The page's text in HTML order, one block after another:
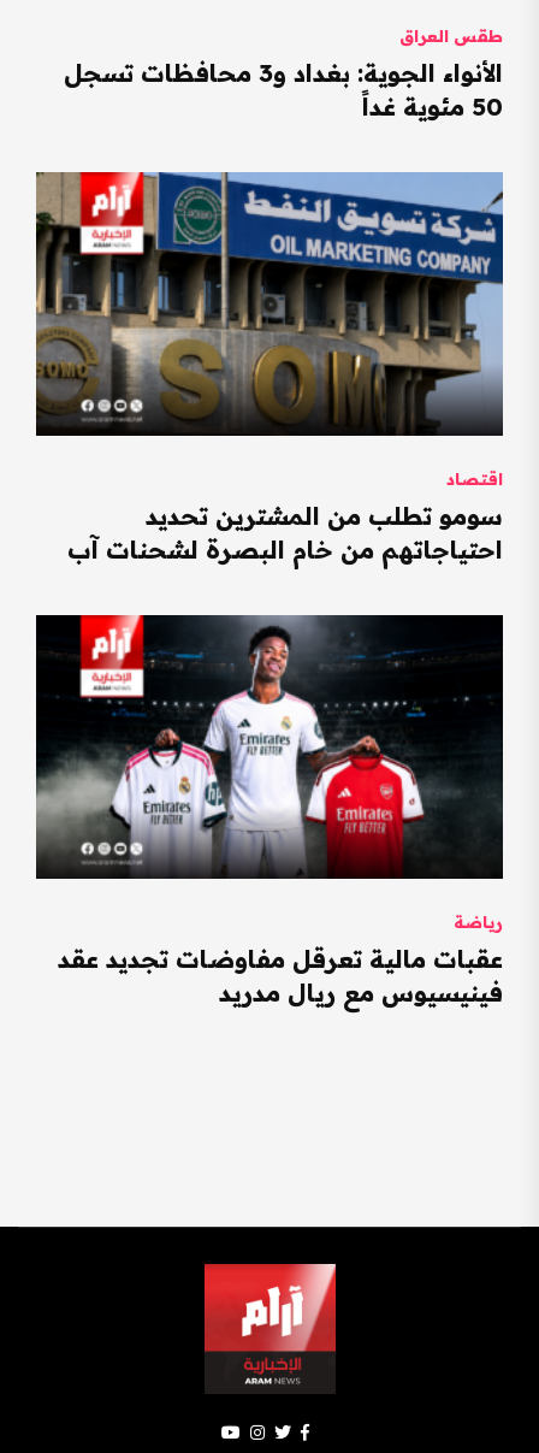
طقس العراق
الأنواء الجوية: بغداد و3 محافظات تسجل
50 مئوية غداً
اقتصاد
سومو تطلب من المشترين تحديد
احتياجاتهم من خام البصرة لشحنات آب
رياضة
عقبات مالية تعرقل مفاوضات تجديد عقد
فينيسيوس مع ريال مدريد